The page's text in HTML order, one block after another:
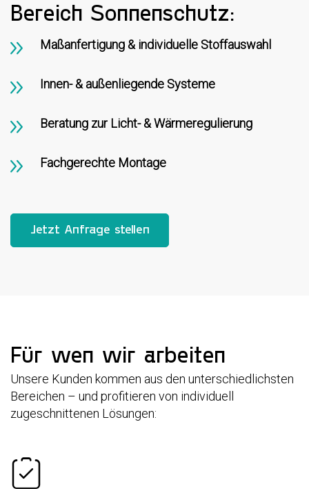
Bereich Sonnenschutz:
Maßanfertigung & individuelle Stoffauswahl
Innen- & außenliegende Systeme
Beratung zur Licht- & Wärmeregulierung
Fachgerechte Montage
Jetzt Anfrage stellen
Für wen wir arbeiten
Unsere Kunden kommen aus den unterschiedlichsten
Bereichen – und profitieren von individuell
zugeschnittenen Lösungen: